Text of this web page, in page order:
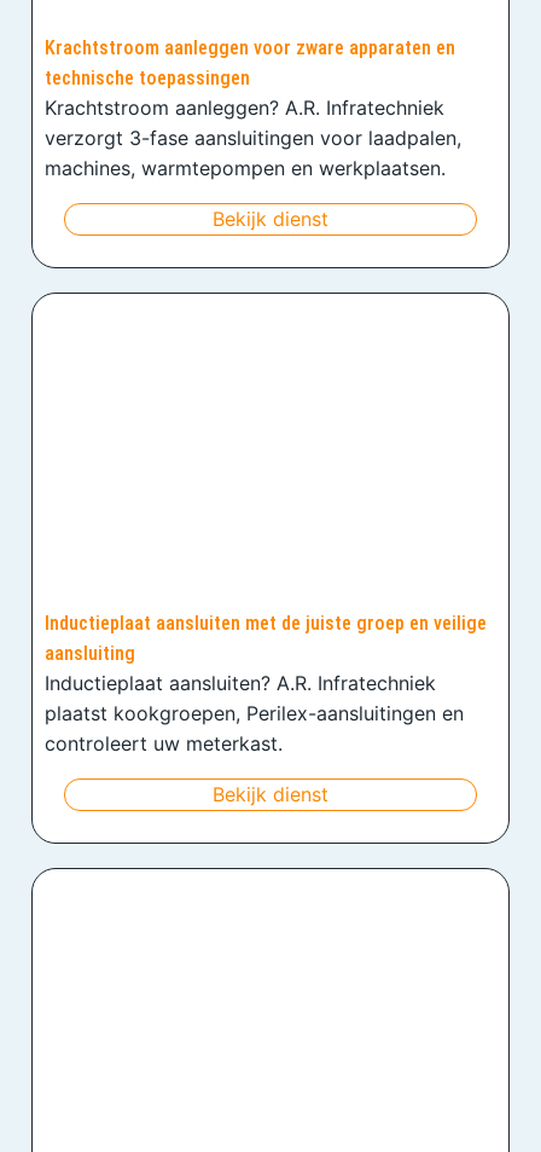
Krachtstroom aanleggen voor zware apparaten en
technische toepassingen
Krachtstroom aanleggen? A.R. Infratechniek
verzorgt 3-fase aansluitingen voor laadpalen,
machines, warmtepompen en werkplaatsen.
Bekijk dienst
Inductieplaat aansluiten met de juiste groep en veilige
aansluiting
Inductieplaat aansluiten? A.R. Infratechniek
plaatst kookgroepen, Perilex-aansluitingen en
controleert uw meterkast.
Bekijk dienst